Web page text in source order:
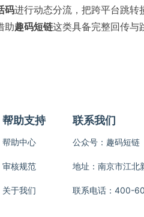
码进行动态分流，把跨平台跳转
助趣码短链这类具备完整回传与
帮助支持
帮助中心
审核规范
关于我们
联系我们
公众号：趣码短链
地址：南京市江北
联系电话：400-